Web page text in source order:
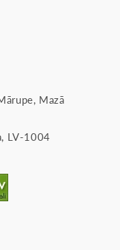
Mazā
LV-1004